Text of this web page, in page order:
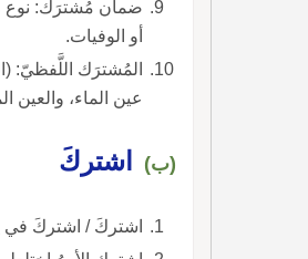
ضمان مُشترَك: نوع
أو الوفيات.
المُشترَك اللَّفظيّ:
عين الماء،
(ب) اشتركَ
اشتركَ / اشتركَ في